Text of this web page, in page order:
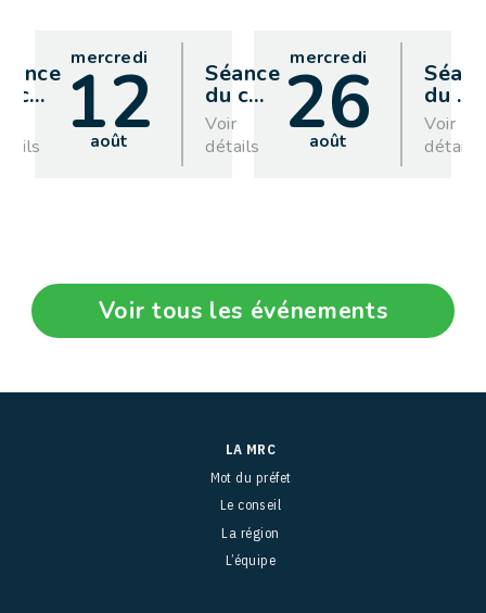
c…
mercredi
12
août
Séance
du c…
Voir
détails
mercredi
26
août
du …
Voir
détails
Voir tous les événements
LA MRC
Mot du préfet
Le conseil
La région
L’équipe